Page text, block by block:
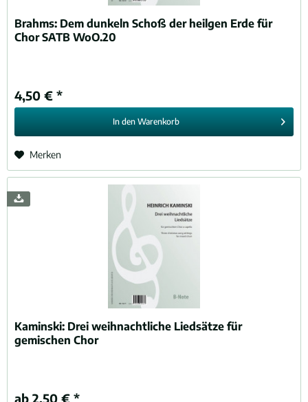
Brahms: Dem dunkeln Schoß der heilgen Erde für
Chor SATB WoO.20
4,50 € *
In den Warenkorb
Merken
Kaminski: Drei weihnachtliche Liedsätze für
gemischen Chor
ab 2,50 € *